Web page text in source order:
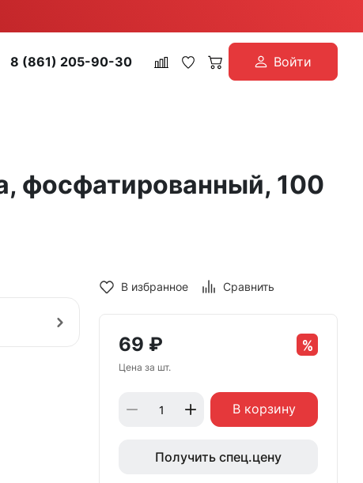
8 (861) 205-90-30 Войти
фосфатированный, 100
В избранное Сравнить
69 ₽
Цена за шт.
В корзину
Получить спец.цену